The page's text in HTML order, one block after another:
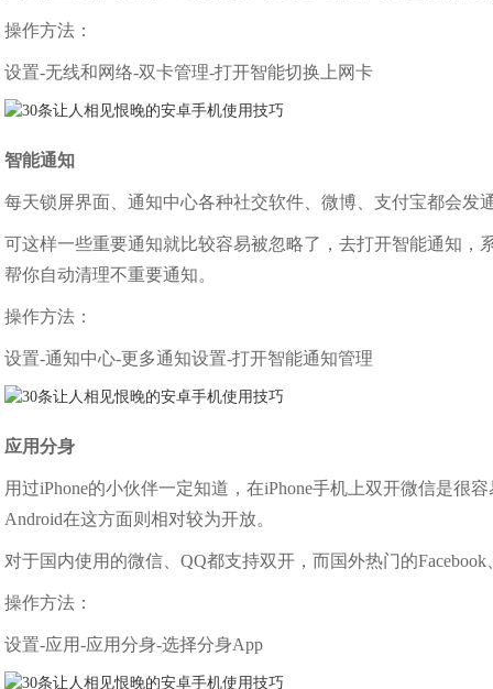
操作方法：
设置-无线和网络-双卡管理-打开智能切换上网卡
智能通知
每天锁屏界面、通知中心各种社交软件、微博、支付宝都会
可这样一些重要通知就比较容易被忽略了，去打开智能通知
帮你自动清理不重要通知。
操作方法：
设置-通知中心-更多通知设置-打开智能通知管理
应用分身
用过iPhone的小伙伴一定知道，在iPhone手机上双开微信是很
Android在这方面则相对较为开放。
对于国内使用的微信、QQ都支持双开，而国外热门的
操作方法：
设置-应用-应用分身-选择分身App